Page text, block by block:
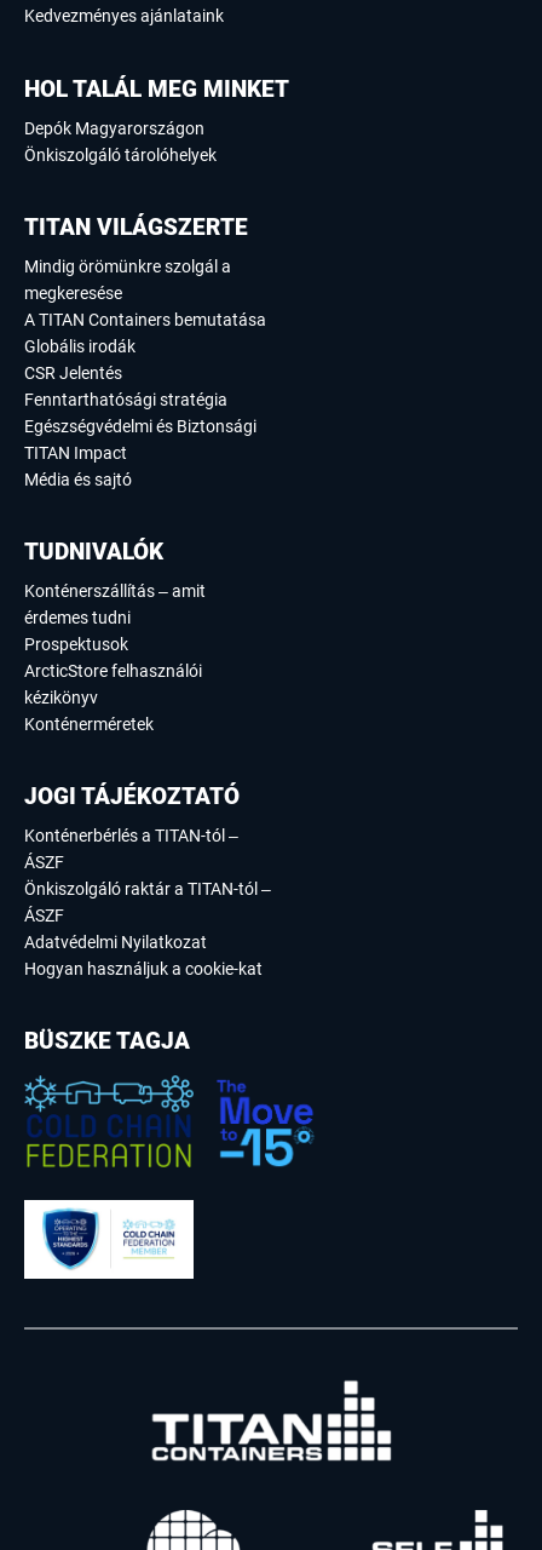
Kedvezményes ajánlataink
HOL TALÁL MEG MINKET
Depók Magyarországon
Önkiszolgáló tárolóhelyek
TITAN VILÁGSZERTE
Mindig örömünkre szolgál a
megkeresése
A TITAN Containers bemutatása
Globális irodák
CSR Jelentés
Fenntarthatósági stratégia
Egészségvédelmi és Biztonsági
TITAN Impact
Média és sajtó
TUDNIVALÓK
Konténerszállítás – amit
érdemes tudni
Prospektusok
ArcticStore felhasználói
kézikönyv
Konténerméretek
JOGI TÁJÉKOZTATÓ
Konténerbérlés a TITAN-tól –
ÁSZF
Önkiszolgáló raktár a TITAN-tól –
ÁSZF
Adatvédelmi Nyilatkozat
Hogyan használjuk a cookie-kat
BÜSZKE TAGJA